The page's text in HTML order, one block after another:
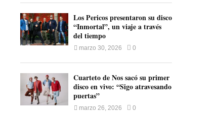
Los Pericos presentaron su disco
“Inmortal”, un viaje a través
del tiempo
marzo 30, 2026 0
Cuarteto de Nos sacó su primer
disco en vivo: “Sigo atravesando
puertas”
marzo 26, 2026 0